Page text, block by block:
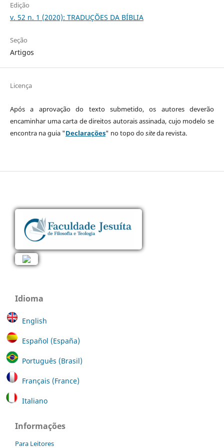
Edição
v. 52 n. 1 (2020): TRADUÇÕES DA BÍBLIA
Seção
Artigos
Licença
Após a aprovação do texto submetido, os autores deverão
encaminhar uma carta de direitos autorais assinada, cujo modelo se
encontra na guia "Declarações" no topo dositeda revista.
Idioma
English
Español (España)
Português (Brasil)
Français (France)
Italiano
Informações
Para Leitores